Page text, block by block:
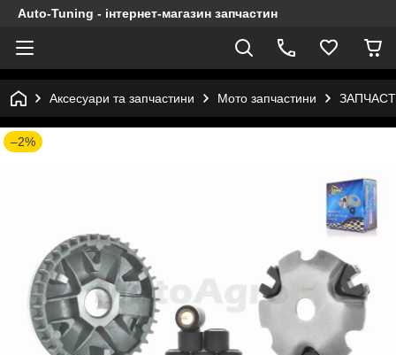
Auto-Tuning - інтернет-магазин запчастин
Аксесуари та запчастини Мото запчастини
–2%